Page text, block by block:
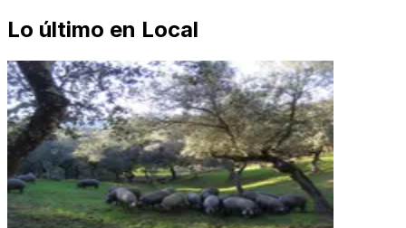
Lo último en Local